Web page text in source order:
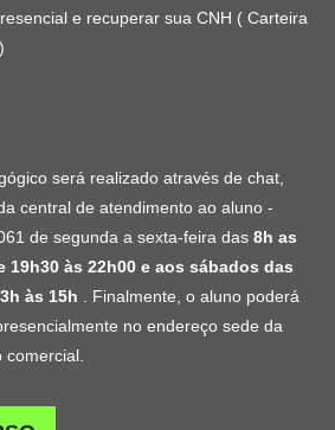
e recuperar sua CNH ( Carteira
será realizado através de chat,
central de atendimento ao aluno -
de segunda a sexta-feira das 8h as
19h30 às 22h00 e aos sábados das
às 15h . Finalmente, o aluno poderá
no endereço sede da
comercial.